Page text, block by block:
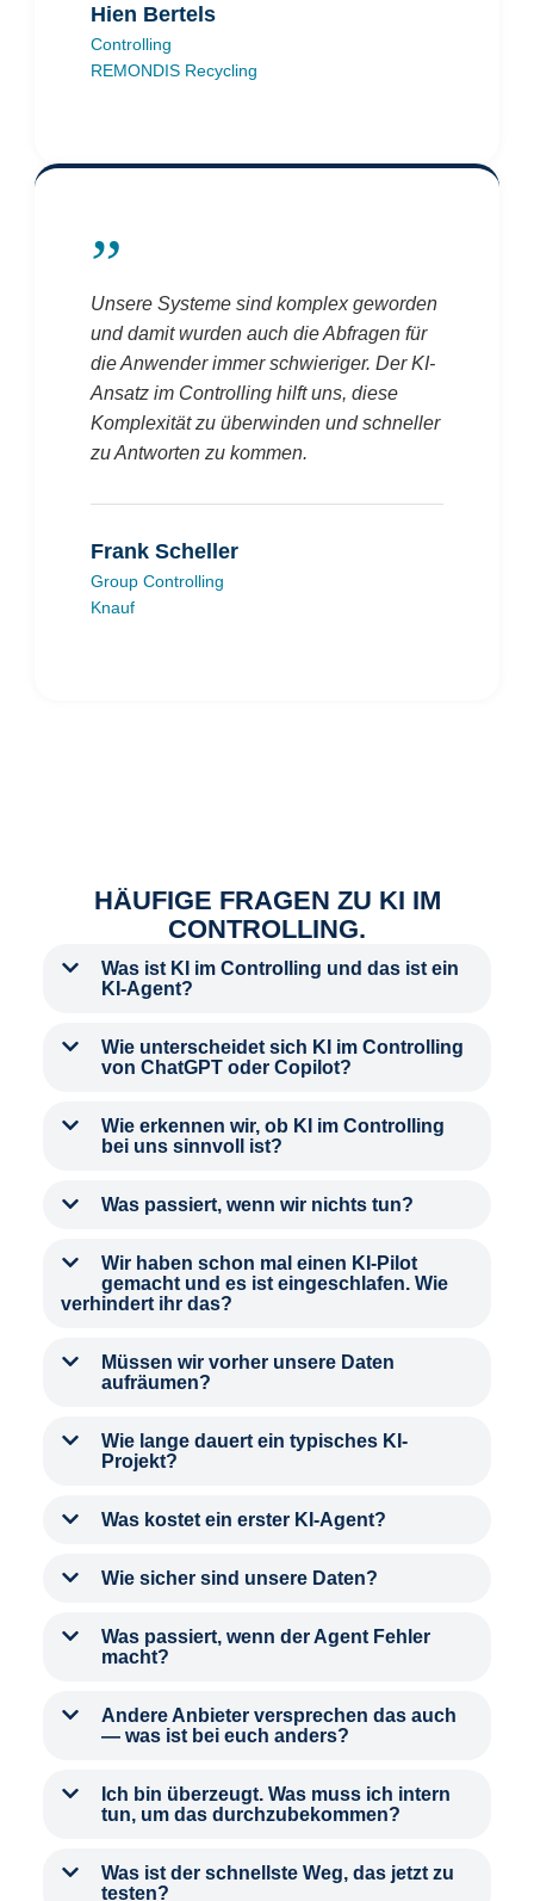
Hien Bertels
Controlling
REMONDIS Recycling
”
Unsere Systeme sind komplex geworden
und damit wurden auch die Abfragen für
die Anwender immer schwieriger. Der KI-
Ansatz im Controlling hilft uns, diese
Komplexität zu überwinden und schneller
zu Antworten zu kommen.
Frank Scheller
Group Controlling
Knauf
HÄUFIGE FRAGEN ZU KI IM
CONTROLLING.
Was ist KI im Controlling und das ist ein
KI-Agent?
Wie unterscheidet sich KI im Controlling
von ChatGPT oder Copilot?
Wie erkennen wir, ob KI im Controlling
bei uns sinnvoll ist?
Was passiert, wenn wir nichts tun?
Wir haben schon mal einen KI-Pilot
gemacht und es ist eingeschlafen. Wie
verhindert ihr das?
Müssen wir vorher unsere Daten
aufräumen?
Wie lange dauert ein typisches KI-
Projekt?
Was kostet ein erster KI-Agent?
Wie sicher sind unsere Daten?
Was passiert, wenn der Agent Fehler
macht?
Andere Anbieter versprechen das auch
— was ist bei euch anders?
Ich bin überzeugt. Was muss ich intern
tun, um das durchzubekommen?
Was ist der schnellste Weg, das jetzt zu
testen?